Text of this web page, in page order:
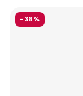
-36%